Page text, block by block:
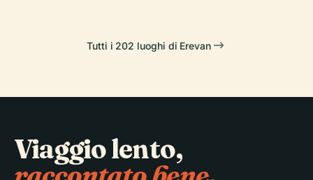
Tutti i 202 luoghi di Erevan
Viaggio lento,